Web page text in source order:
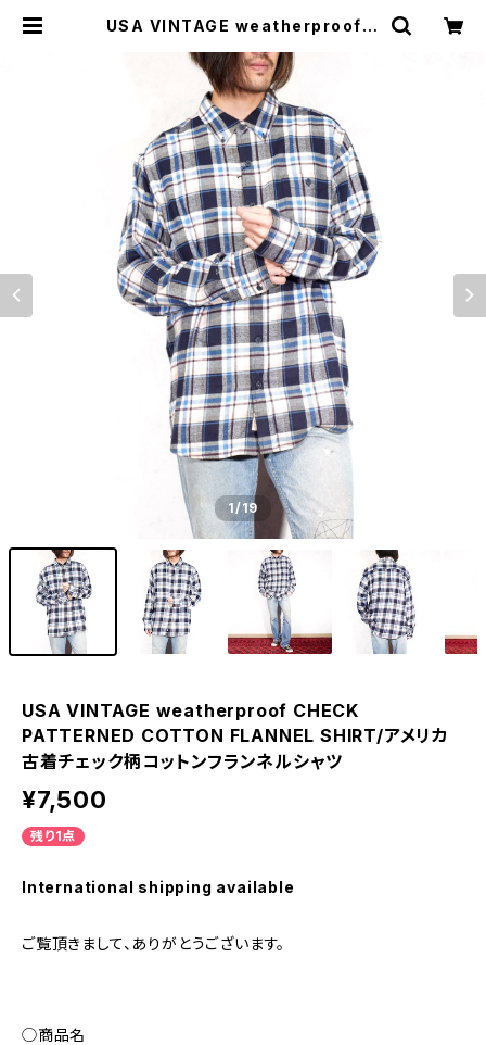
USA VINTAGE weatherproof C
ANNEL SHIRT/アメリカ古着チェッ
ク柄コットンフランネルシャツ | Titt
i Vintage
1/19
USA VINTAGE weatherproof CHECK
PATTERNED COTTON FLANNEL SHIRT/アメリカ
古着チェック柄コットンフランネルシャツ
¥7,500
残り1点
International shipping available
ご覧頂きまして、ありがとうございます。
◯商品名